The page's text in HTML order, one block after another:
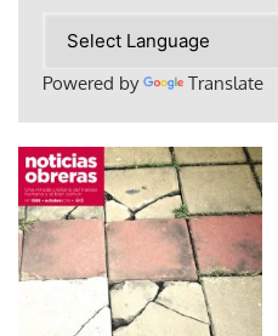
Powered by Translate